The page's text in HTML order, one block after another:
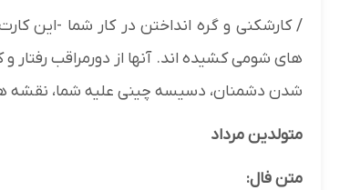
/ کارشکنی و گره انداختن در کار شما -این
های شومی کشیده اند. آنها از دورمراقب
شدن دشمنان، دسیسه چینی علیه شما، نقشه
متولدین مرداد
متن فال: